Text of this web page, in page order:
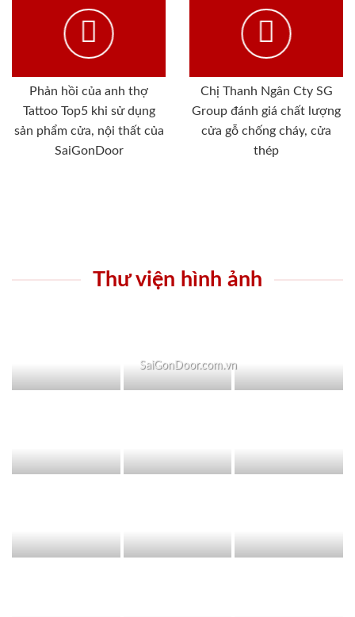
Phản hồi của anh thợ
Tattoo Top5 khi sử dụng
sản phẩm cửa, nội thất của
SaiGonDoor
Chị Thanh Ngân Cty SG
Group đánh giá chất lượng
cửa gỗ chống cháy, cửa
thép
Thư viện hình ảnh
SaiGonDoor.com.vn